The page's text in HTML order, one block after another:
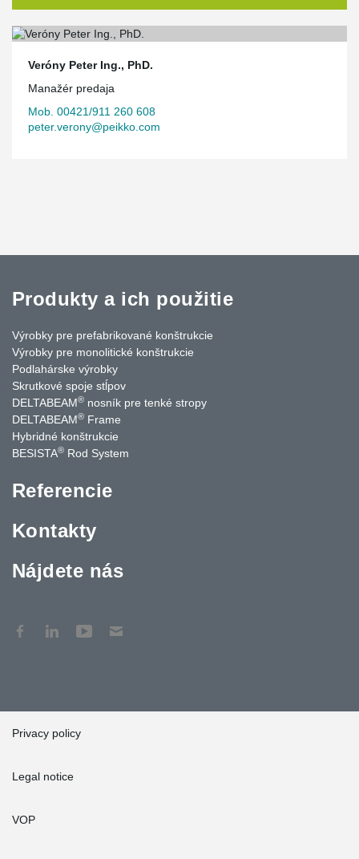
Veróny Peter Ing., PhD.
Manažér predaja
Mob. 00421/911 260 608
peter.verony@peikko.com
Produkty a ich použitie
Výrobky pre prefabrikované konštrukcie
Výrobky pre monolitické konštrukcie
Podlahárske výrobky
Skrutkové spoje stĺpov
DELTABEAM® nosník pre tenké stropy
DELTABEAM® Frame
Hybridné konštrukcie
BESISTA® Rod System
Referencie
Kontakty
Nájdete nás
Privacy policy
Legal notice
VOP